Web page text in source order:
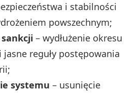
i stabilności
powszechnym;
– wydłużenie okresu
reguły postępowania
systemu – usunięcie